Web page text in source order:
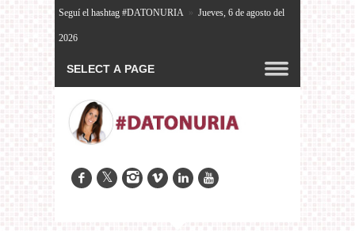
Seguí el hashtag #DATONURIA » Jueves, 6 de agosto del
2026